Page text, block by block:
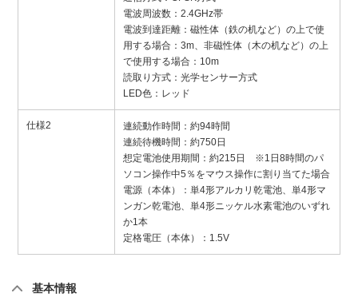
電波周波数：2.4GHz帯
電波到達距離：磁性体（鉄の机など）の上で使
用する場合：3m、非磁性体（木の机など）の上
で使用する場合：10m
読取り方式：光学センサー方式
LED色：レッド
仕様2
連続動作時間：約94時間
連続待機時間：約750日
想定電池使用期間：約215日 ※1日8時間のパ
ソコン操作中5％をマウス操作に割り当てた場合
電源（本体）：単4形アルカリ乾電池、単4形マ
ンガン乾電池、単4形ニッケル水素電池のいずれ
か1本
定格電圧（本体）：1.5V
基本情報